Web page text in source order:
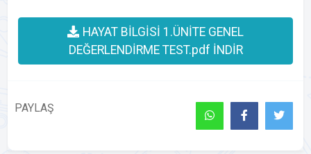
HAYAT BİLGİSİ 1.ÜNİTE GENEL
DEĞERLENDİRME TEST.pdf İNDİR
PAYLAŞ